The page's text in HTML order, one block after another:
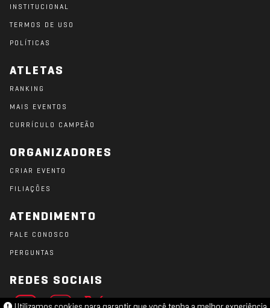
INSTITUCIONAL
TERMOS DE USO
POLÍTICAS
ATLETAS
RANKING
MAIS EVENTOS
CURRÍCULO CAMPEÃO
ORGANIZADORES
CRIAR EVENTO
FILIAÇÕES
ATENDIMENTO
FALE CONOSCO
PERGUNTAS
REDES SOCIAIS